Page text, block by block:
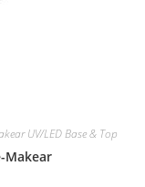
UV/LED Base & Top
Makear